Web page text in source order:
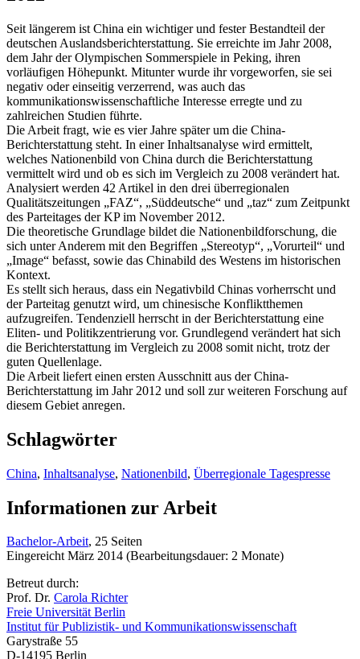
Seit längerem ist China ein wichtiger und fester Bestandteil der
deutschen Auslandsberichterstattung. Sie erreichte im Jahr 2008,
dem Jahr der Olympischen Sommerspiele in Peking, ihren
vorläufigen Höhepunkt. Mitunter wurde ihr vorgeworfen, sie sei
negativ oder einseitig verzerrend, was auch das
kommunikationswissenschaftliche Interesse erregte und zu
zahlreichen Studien führte.
Die Arbeit fragt, wie es vier Jahre später um die China-
Berichterstattung steht. In einer Inhaltsanalyse wird ermittelt,
welches Nationenbild von China durch die Berichterstattung
vermittelt wird und ob es sich im Vergleich zu 2008 verändert hat.
Analysiert werden 42 Artikel in den drei überregionalen
Qualitätszeitungen „FAZ“, „Süddeutsche“ und „taz“ zum Zeitpunkt
des Parteitages der KP im November 2012.
Die theoretische Grundlage bildet die Nationenbildforschung, die
sich unter Anderem mit den Begriffen „Stereotyp“, „Vorurteil“ und
„Image“ befasst, sowie das Chinabild des Westens im historischen
Kontext.
Es stellt sich heraus, dass ein Negativbild Chinas vorherrscht und
der Parteitag genutzt wird, um chinesische Konfliktthemen
aufzugreifen. Tendenziell herrscht in der Berichterstattung eine
Eliten- und Politikzentrierung vor. Grundlegend verändert hat sich
die Berichterstattung im Vergleich zu 2008 somit nicht, trotz der
guten Quellenlage.
Die Arbeit liefert einen ersten Ausschnitt aus der China-
Berichterstattung im Jahr 2012 und soll zur weiteren Forschung auf
diesem Gebiet anregen.
Schlagwörter
China, Inhaltsanalyse, Nationenbild, Überregionale Tagespresse
Informationen zur Arbeit
Bachelor-Arbeit, 25 Seiten
Eingereicht März 2014 (Bearbeitungsdauer: 2 Monate)
Betreut durch:
Prof. Dr. Carola Richter
Freie Universität Berlin
Institut für Publizistik- und Kommunikationswissenschaft
Garystraße 55
D-14195 Berlin